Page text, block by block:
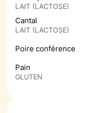
LAIT (LACTOSE)
Cantal
LAIT (LACTOSE)
Poire conférence
Pain
GLUTEN